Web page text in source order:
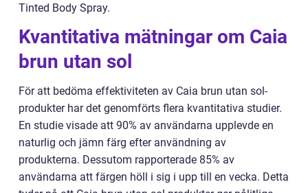
Tinted Body Spray.
Kvantitativa mätningar om Caia
brun utan sol
För att bedöma effektiviteten av Caia brun utan sol-
produkter har det genomförts flera kvantitativa studier.
En studie visade att 90% av användarna upplevde en
naturlig och jämn färg efter användning av
produkterna. Dessutom rapporterade 85% av
användarna att färgen höll i sig i upp till en vecka. Detta